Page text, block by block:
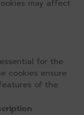
may affect
for the
cookies ensure
of the